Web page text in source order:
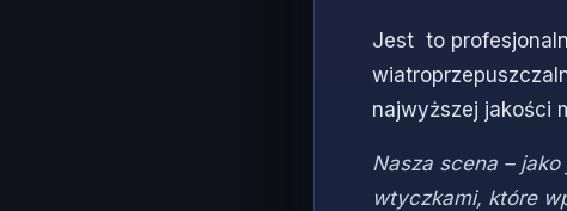
Jest to
najwyższej jakości
Nasza scena –jako
wtyczkami, które